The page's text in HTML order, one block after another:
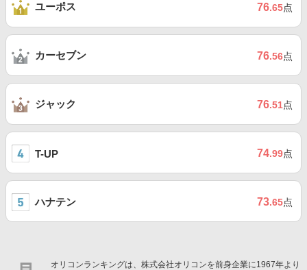
ユーポス 76.65点
カーセブン 76.56点
ジャック 76.51点
T-UP 74.99点
ハナテン 73.65点
オリコンランキングは、株式会社オリコンを前身企業に1967年より